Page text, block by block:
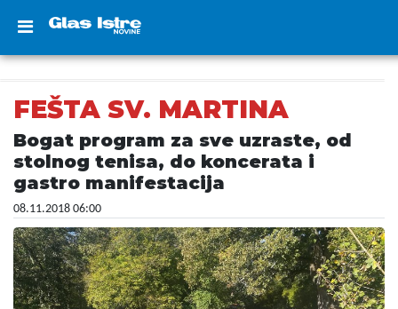
FEŠTA SV. MARTINA
Bogat program za sve uzraste, od
stolnog tenisa, do koncerata i
gastro manifestacija
08.11.2018 06:00